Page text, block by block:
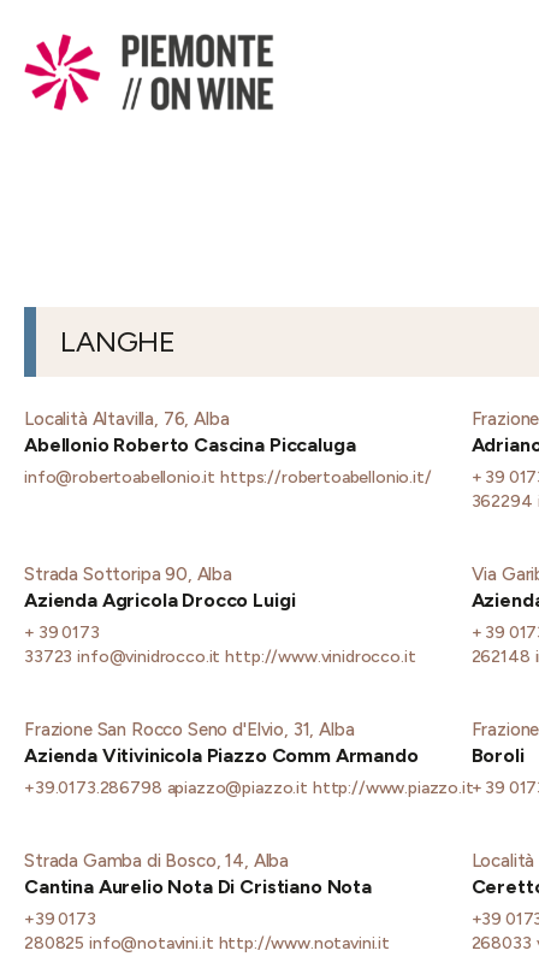
LANGHE
Località Altavilla, 76, Alba
Abellonio Roberto Cascina Piccaluga
info@robertoabellonio.it https://robertoabellonio.it/
+ 39
362294
Strada Sottoripa 90, Alba
Azienda Agricola Drocco Luigi
+ 39 0173
33723 info@vinidrocco.it http://www.vinidrocco.it
Via
+ 39
262148
Frazione San Rocco Seno d'Elvio, 31, Alba
Azienda Vitivinicola Piazzo Comm Armando
+39.0173.286798 apiazzo@piazzo.it http://www.piazzo.it
Boroli
+ 39
Strada Gamba di Bosco, 14, Alba
Cantina Aurelio Nota Di Cristiano Nota
+39 0173
280825 info@notavini.it http://www.notavini.it
Località
+39
268033